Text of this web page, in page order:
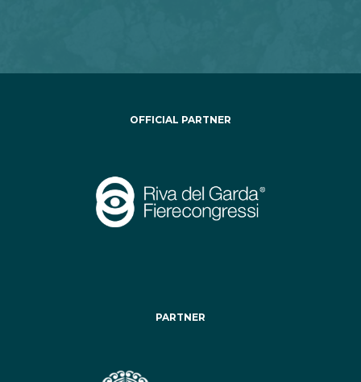
OFFICIAL PARTNER
PARTNER